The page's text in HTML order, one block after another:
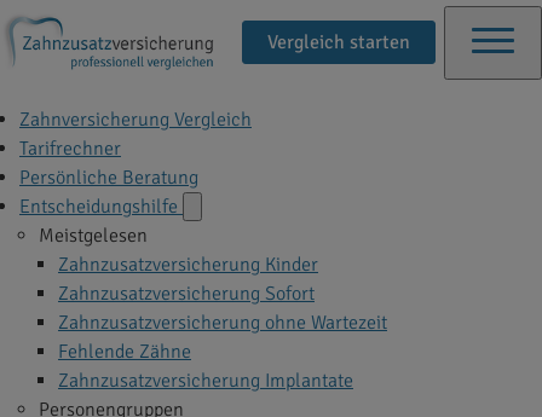
Vergleich starten
Zahnversicherung Vergleich
Tarifrechner
Persönliche Beratung
Entscheidungshilfe
Meistgelesen
Zahnzusatzversicherung Kinder
Zahnzusatzversicherung Sofort
Zahnzusatzversicherung ohne Wartezeit
Fehlende Zähne
Zahnzusatzversicherung Implantate
Personengruppen